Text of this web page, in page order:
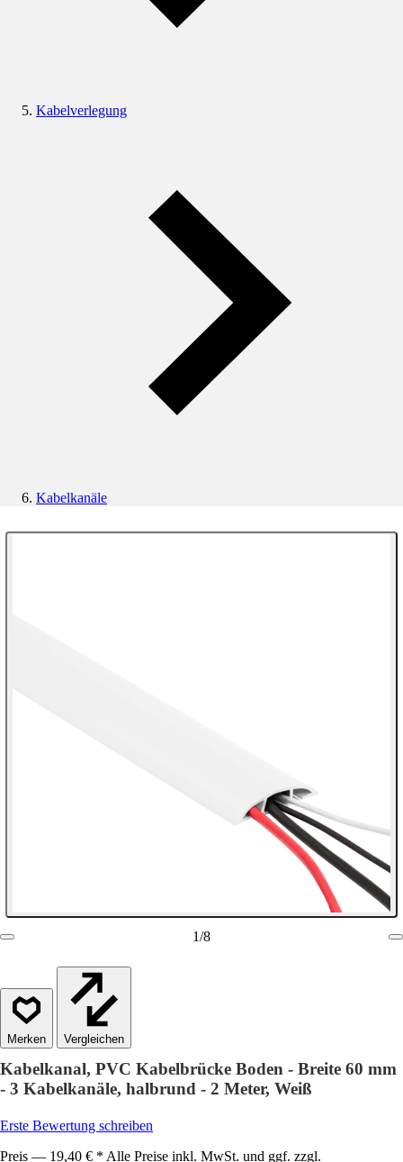
Kabelverlegung
Kabelkanäle
1/8
Vergleichen
Kabelkanal, PVC Kabelbrücke Boden - Breite 60 mm
- 3 Kabelkanäle, halbrund - 2 Meter, Weiß
Erste Bewertung schreiben
Preis — 19,40 € * Alle Preise inkl. MwSt. und ggf. zzgl.